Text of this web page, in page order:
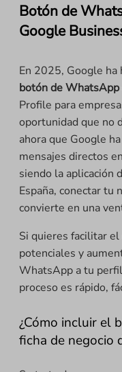
Botón de
Google
En 2025, Google
botón de WhatsApp
Profile para
oportunidad que no
ahora que Google
mensajes directos
siendo la aplicación
España, conectar tu
convierte en una
Si quieres facilitar
potenciales y
WhatsApp a tu
proceso es rápido,
¿Cómo incluir el
ficha de negocio